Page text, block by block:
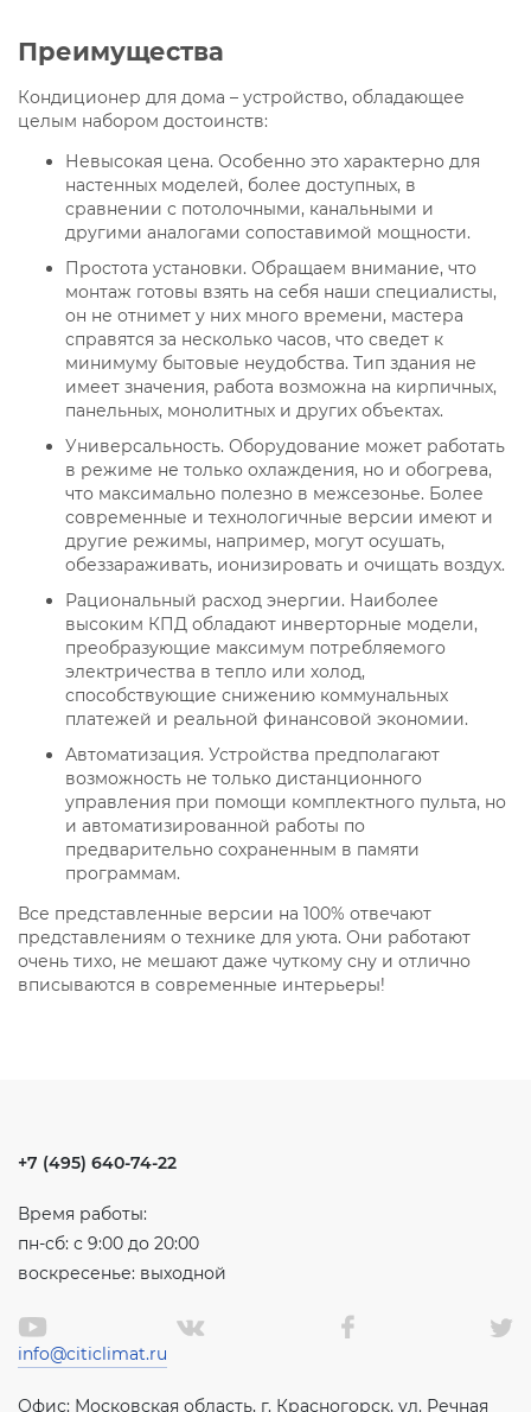
Преимущества
Кондиционер для дома – устройство, обладающее
целым набором достоинств:
Невысокая цена. Особенно это характерно для
настенных моделей, более доступных, в
сравнении с потолочными, канальными и
другими аналогами сопоставимой мощности.
Простота установки. Обращаем внимание, что
монтаж готовы взять на себя наши специалисты,
он не отнимет у них много времени, мастера
справятся за несколько часов, что сведет к
минимуму бытовые неудобства. Тип здания не
имеет значения, работа возможна на кирпичных,
панельных, монолитных и других объектах.
Универсальность. Оборудование может работать
в режиме не только охлаждения, но и обогрева,
что максимально полезно в межсезонье. Более
современные и технологичные версии имеют и
другие режимы, например, могут осушать,
обеззараживать, ионизировать и очищать воздух.
Рациональный расход энергии. Наиболее
высоким КПД обладают инверторные модели,
преобразующие максимум потребляемого
электричества в тепло или холод,
способствующие снижению коммунальных
платежей и реальной финансовой экономии.
Автоматизация. Устройства предполагают
возможность не только дистанционного
управления при помощи комплектного пульта, но
и автоматизированной работы по
предварительно сохраненным в памяти
программам.
Все представленные версии на 100% отвечают
представлениям о технике для уюта. Они работают
очень тихо, не мешают даже чуткому сну и отлично
вписываются в современные интерьеры!
+7 (495) 640-74-22
Время работы:
пн-сб: с 9:00 до 20:00
воскресенье: выходной
info@citiclimat.ru
Офис: Московская область, г. Красногорск, ул. Речная